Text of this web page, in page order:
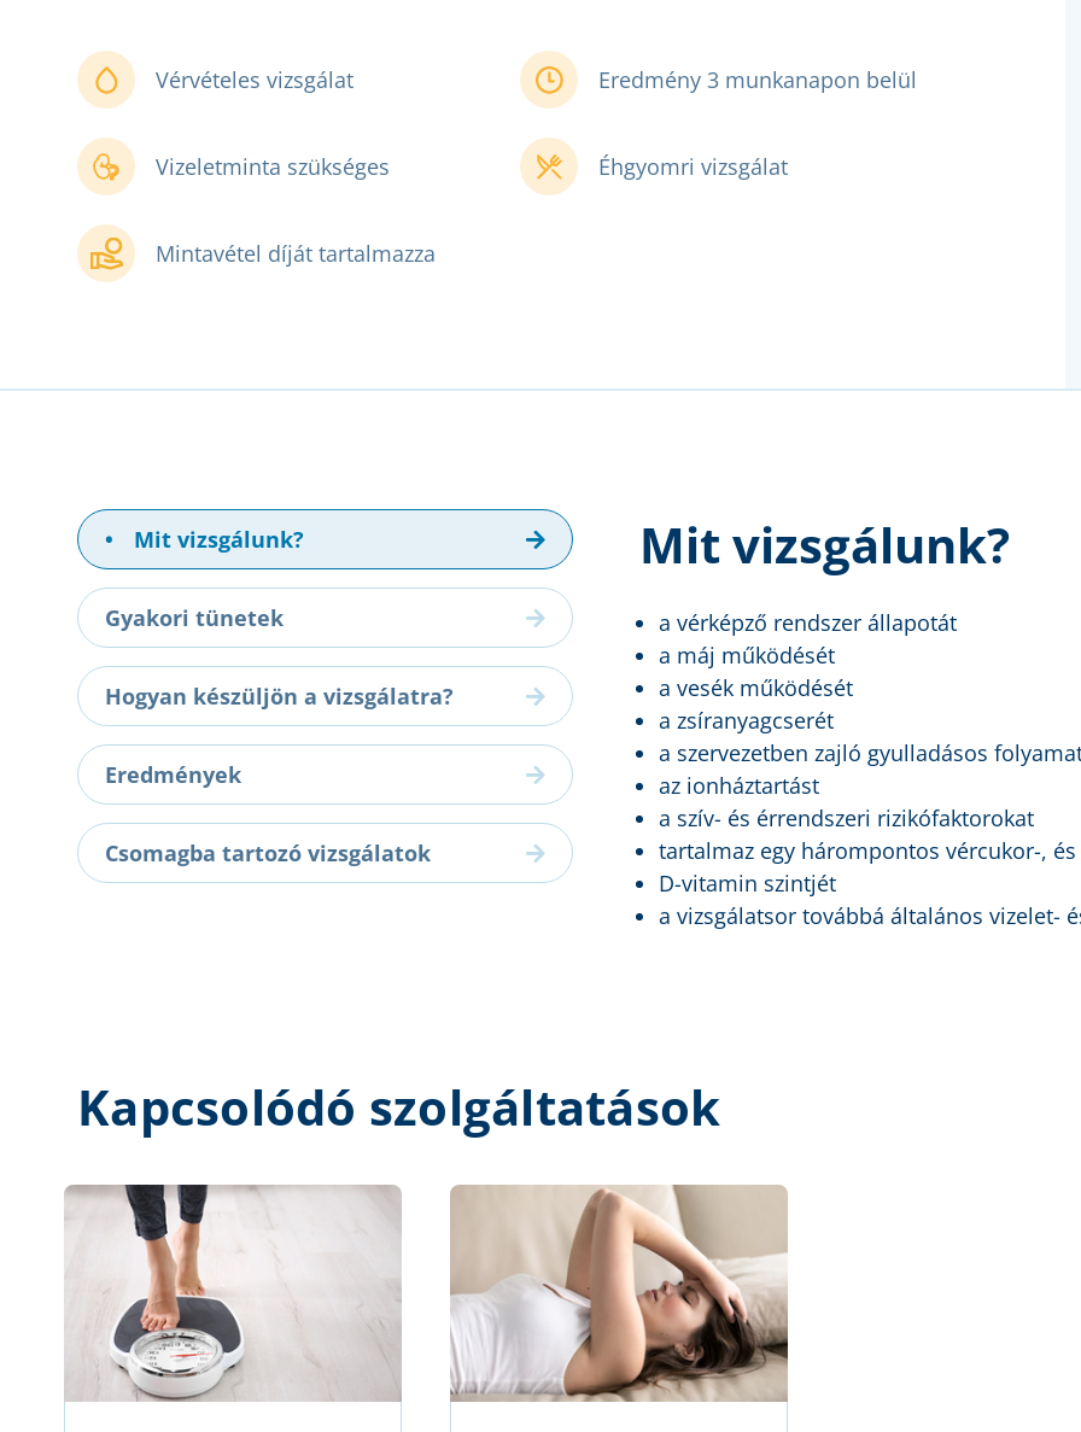
Vérvételes vizsgálat Eredmény 3 munkanapon belül
Vizeletminta szükséges Éhgyomri vizsgálat
Mintavétel díját tartalmazza
• Mit vizsgálunk?
Gyakori tünetek
Hogyan készüljön a vizsgálatra?
Eredmények
Csomagba tartozó vizsgálatok
Mit vizsgálunk?
a vérképző rendszer állapotát
a máj működését
a vesék működését
a zsíranyagcserét
a szervezetben zajló gyulladásos
az ionháztartást
a szív- és érrendszeri rizikófaktorokat
tartalmaz egy hárompontos vércukor-,
D-vitamin szintjét
a vizsgálatsor továbbá általános vizelet-
Kapcsolódó szolgáltatások